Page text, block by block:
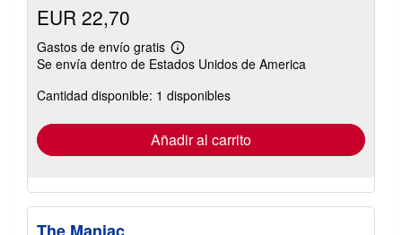
EUR 22,70
Gastos de envío gratis
Más
información
las
tarifas
envío
Se envía dentro de Estados Unidos de America
Cantidad disponible: 1 disponibles
Añadir al carrito